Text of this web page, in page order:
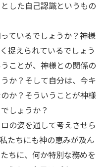
した自己認識というもの
ているでしょうか？神様
捉えられているでしょう
ことが、神様との関係の
か？そして自分は、今キ
か？そういうことが神様
しょうか？
の姿を通して考えさせら
たちにも神の恵みが及ん
ちに、何か特別な務めを